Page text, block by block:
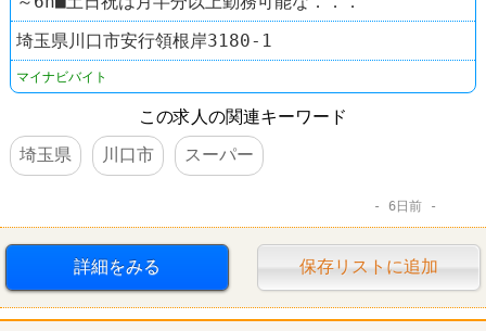
埼玉県川口市安行領根岸3180-1
マイナビバイト
この求人の関連キーワード
埼玉県
川口市 スーパー
6日前
詳細をみる 保存リストに追加